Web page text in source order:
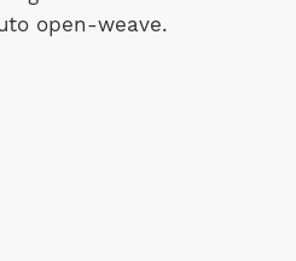
open-weave.